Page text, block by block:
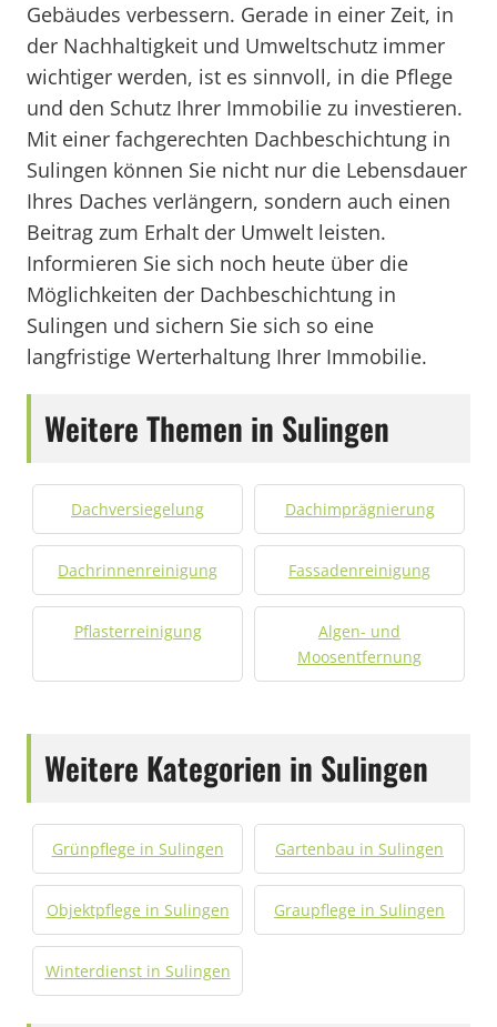
Gebäudes verbessern. Gerade in einer Zeit, in
der Nachhaltigkeit und Umweltschutz immer
wichtiger werden, ist es sinnvoll, in die Pflege
und den Schutz Ihrer Immobilie zu investieren.
Mit einer fachgerechten Dachbeschichtung in
Sulingen können Sie nicht nur die Lebensdauer
Ihres Daches verlängern, sondern auch einen
Beitrag zum Erhalt der Umwelt leisten.
Informieren Sie sich noch heute über die
Möglichkeiten der Dachbeschichtung in
Sulingen und sichern Sie sich so eine
langfristige Werterhaltung Ihrer Immobilie.
Weitere Themen in Sulingen
Dachversiegelung Dachimprägnierung
Dachrinnenreinigung Fassadenreinigung
Pflasterreinigung
Algen- und
Moosentfernung
Weitere Kategorien in Sulingen
Grünpflege in Sulingen Gartenbau in Sulingen
Objektpflege in Sulingen Graupflege in Sulingen
Winterdienst in Sulingen